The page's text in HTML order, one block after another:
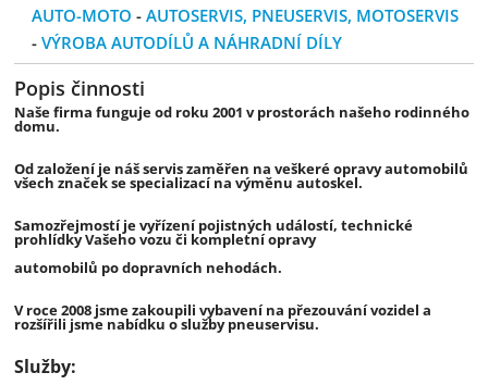
AUTO-MOTO -AUTOSERVIS, PNEUSERVIS, MOTOSERVIS
-VÝROBA AUTODÍLŮ A NÁHRADNÍ DÍLY
Popis činnosti
Naše firma funguje od roku 2001 v prostorách našeho rodinného
domu.
Od založení je náš servis zaměřen na veškeré opravy automobilů
všech značek se specializací na výměnu autoskel.
Samozřejmostí je vyřízení pojistných událostí, technické
prohlídky Vašeho vozu či kompletní opravy
automobilů po dopravních nehodách.
V roce 2008 jsme zakoupili vybavení na přezouvání vozidel a
rozšířili jsme nabídku o služby pneuservisu.
Služby: